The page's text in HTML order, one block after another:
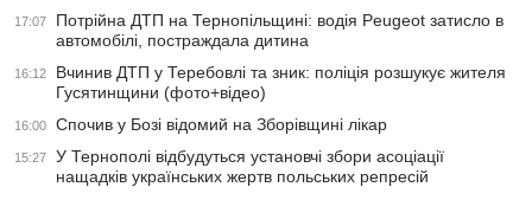
17:07
Потрійна ДТП на Тернопільщині: водія Peugeot затисло в
автомобілі, постраждала дитина
16:12
Вчинив ДТП у Теребовлі та зник: поліція розшукує жителя
Гусятинщини (фото+відео)
16:00 Спочив у Бозі відомий на Зборівщині лікар
15:27
У Тернополі відбудуться установчі збори асоціації
нащадків українських жертв польських репресій